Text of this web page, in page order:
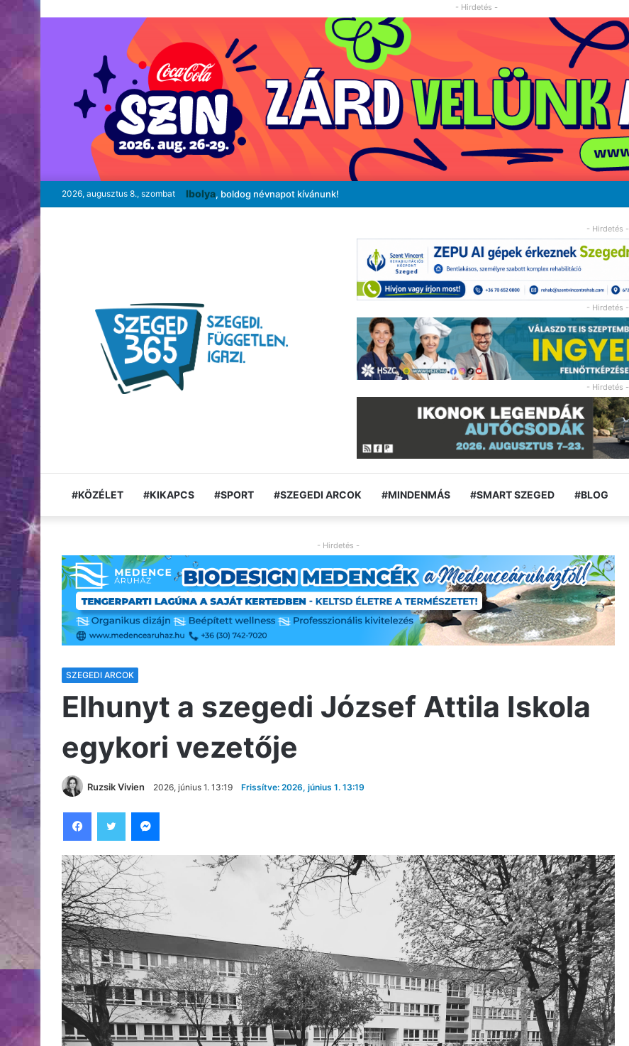
- Hirdetés -
2026, augusztus 8., szombat Ibolya, boldog névnapot kívánunk!
- Hirdetés -
- Hirdetés -
- Hirdetés -
#KÖZÉLET #KIKAPCS #SPORT #SZEGEDI ARCOK #MINDENMÁS #SMART SZEGED #BLOG
- Hirdetés -
SZEGEDI ARCOK
Elhunyt a szegedi József Attila Iskola
egykori vezetője
Ruzsik Vivien 2026, június 1. 13:19 Frissítve: 2026, június 1. 13:19